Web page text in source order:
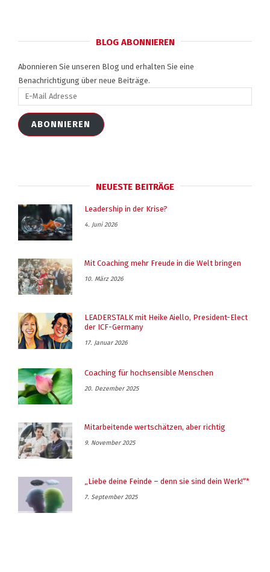
BLOG ABONNIEREN
Abonnieren Sie unseren Blog und erhalten Sie eine
Benachrichtigung über neue Beiträge.
Mail
AdresseABONNIEREN
NEUESTE BEITRÄGE
Leadership in der Krise?
4. Juni 2026
Mit Coaching mehr Freude in die Welt bringen
10. März 2026
LEADERSTALK mit Heike Aiello, President-Elect
der ICF-Germany
17. Januar 2026
Coaching für hochsensible Menschen
20. Dezember 2025
Mitarbeitende wertschätzen, aber richtig
9. November 2025
„Liebe deine Feinde – denn sie sind dein Werk!“*
7. September 2025